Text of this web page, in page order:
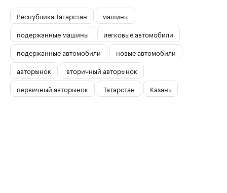
Республика Татарстан
машины
подержанные машины
легковые автомобили
подержанные автомобили
новые автомобили
авторынок
вторичный авторынок
первичный авторынок
Татарстан Казань